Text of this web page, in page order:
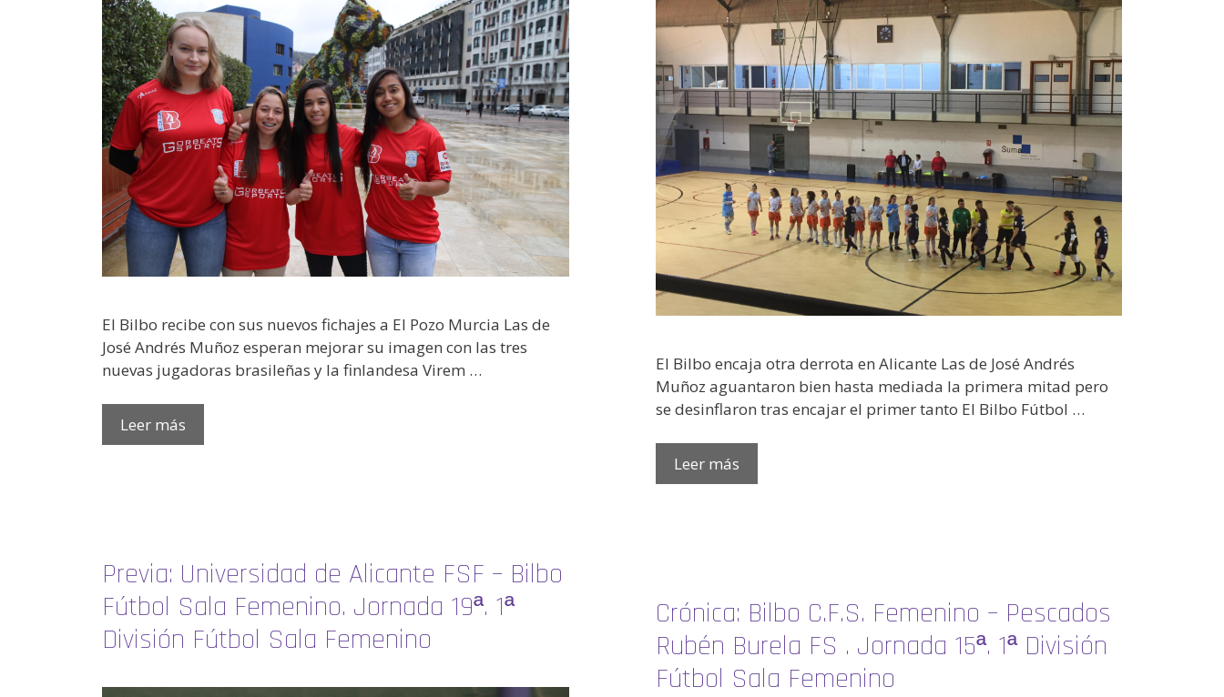
El Bilbo recibe con sus nuevos fichajes a El Pozo Murcia Las de
José Andrés Muñoz esperan mejorar su imagen con las tres
nuevas jugadoras brasileñas y la finlandesa Virem …
Leer más
El Bilbo encaja otra derrota en Alicante Las de José Andrés
Muñoz aguantaron bien hasta mediada la primera mitad pero
se desinflaron tras encajar el primer tanto El Bilbo Fútbol …
Leer más
Previa: Universidad de Alicante FSF – Bilbo
Fútbol Sala Femenino. Jornada 19ª. 1ª
División Fútbol Sala Femenino
Crónica: Bilbo C.F.S. Femenino – Pescados
Rubén Burela FS . Jornada 15ª. 1ª División
Fútbol Sala Femenino